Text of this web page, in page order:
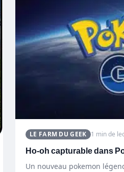
LE FARM DU GEEK 1 min de
Ho-oh capturable dans
Un nouveau pokemon